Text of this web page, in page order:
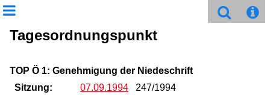
Tagesordnungspunkt
TOP Ö 1: Genehmigung der Niedeschrift
Sitzung:
07.09.1994 247/1994